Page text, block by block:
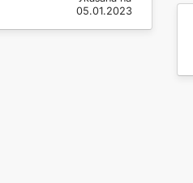
05.01.2023